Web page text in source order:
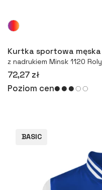
Kurtka sportowa męska
z nadrukiem Minsk 1120 Roly
72,27 zł
Poziom cen
BASIC